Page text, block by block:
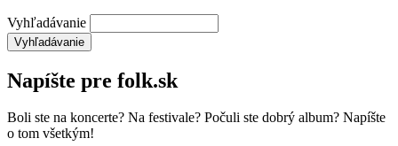
Vyhľadávanie
Napíšte pre folk.sk
Boli ste na koncerte? Na festivale? Počuli ste dobrý album? Napíšte
o tom všetkým!